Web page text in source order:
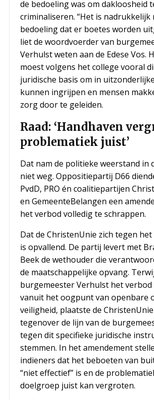
de bedoeling was om dakloosheid
criminaliseren. “Het is nadrukkelijk
bedoeling dat er boetes worden
liet de woordvoerder van
Verhulst weten aan de Edese Vos.
moest volgens het college vooral
juridische basis om in
kunnen ingrijpen en mensen
zorg door te geleiden.
Raad: ‘Handhaven
problematiek juist’
Dat nam de politieke weerstand in
niet weg. Oppositiepartij D66
PvdD, PRO én coalitiepartijen
en GemeenteBelangen een
het verbod volledig te schrappen.
Dat de ChristenUnie zich tegen
is opvallend. De partij levert met
Beek de wethouder die
de maatschappelijke opvang.
burgemeester Verhulst het verbod
vanuit het oogpunt van openbare
veiligheid, plaatste de
tegenover de lijn van de
tegen dit specifieke juridische
stemmen. In het amendement
indieners dat het beboeten van
“niet effectief” is en de
doelgroep juist kan vergroten.